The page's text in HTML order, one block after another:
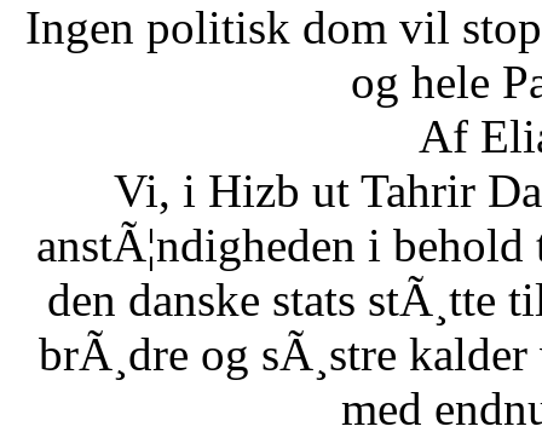
Ingen politisk dom vil
og hele
Af
Vi, i Hizb ut Tahrir
anstÃ¦ndigheden i
den danske stats stÃ¸tte
brÃ¸dre og sÃ¸stre
med